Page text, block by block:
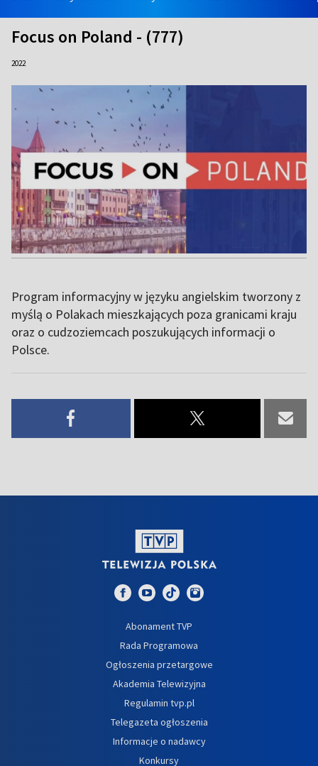
Focus on Poland - (777)
2022
Program informacyjny w języku angielskim tworzony z
myślą o Polakach mieszkających poza granicami kraju
oraz o cudzoziemcach poszukujących informacji o
Polsce.
Abonament TVP
Rada Programowa
Ogłoszenia przetargowe
Akademia Telewizyjna
Regulamin tvp.pl
Telegazeta ogłoszenia
Informacje o nadawcy
Konkursy